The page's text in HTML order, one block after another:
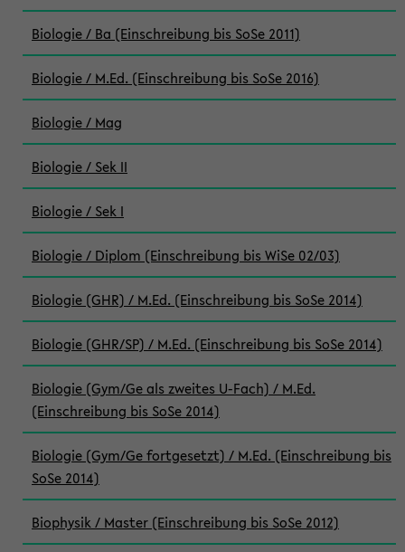
Biologie / Ba (Einschreibung bis SoSe 2011)
Biologie / M.Ed. (Einschreibung bis SoSe 2016)
Biologie / Mag
Biologie / Sek II
Biologie / Sek I
Biologie / Diplom (Einschreibung bis WiSe 02/03)
Biologie (GHR) / M.Ed. (Einschreibung bis SoSe 2014)
Biologie (GHR/SP) / M.Ed. (Einschreibung bis SoSe 2014)
Biologie (Gym/Ge als zweites U-Fach) / M.Ed.
(Einschreibung bis SoSe 2014)
Biologie (Gym/Ge fortgesetzt) / M.Ed. (Einschreibung bis
SoSe 2014)
Biophysik / Master (Einschreibung bis SoSe 2012)